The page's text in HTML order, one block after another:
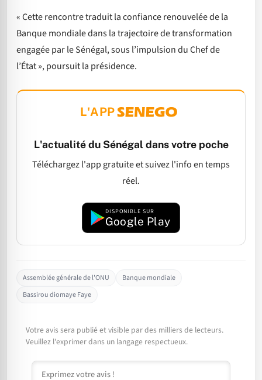
« Cette rencontre traduit la confiance renouvelée de la
Banque mondiale dans la trajectoire de transformation
engagée par le Sénégal, sous l’impulsion du Chef de
l’État », poursuit la présidence.
L'APP
L'actualité du Sénégal dans votre poche
Téléchargez l'app gratuite et suivez l'info en temps
réel.
DISPONIBLE SUR
Google Play
Assemblée générale de l'ONU
Banque mondiale
Bassirou diomaye Faye
Votre avis sera publié et visible par des milliers de lecteurs.
Veuillez l'exprimer dans un langage respectueux.
Commentaire